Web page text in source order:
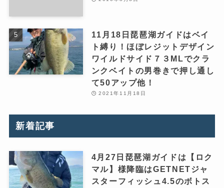
11月18日琵琶湖ガイドはベイ
ト縛り！ほぼレジットデザイン
ワイルドサイド７３MLでクラ
ンクベイトの男巻きで押し通し
て50アップ他！
2021年11月18日
新着記事
4月27日琵琶湖ガイドは【ロク
マル】様降臨はGETNETジャ
スターフィッシュ4.5のボトス